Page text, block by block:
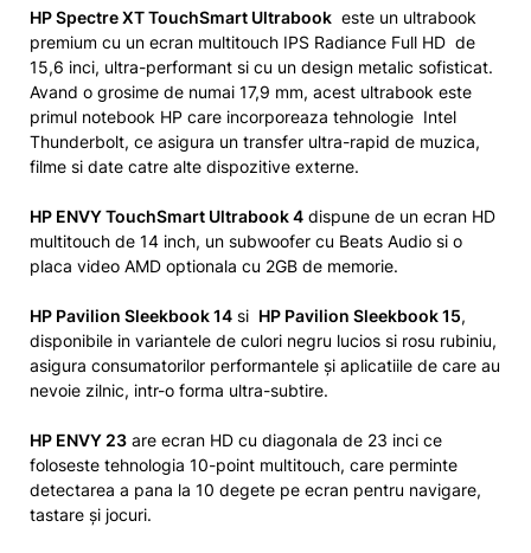
HP Spectre XT TouchSmart Ultrabook este un ultrabook
premium cu un ecran multitouch IPS Radiance Full HD de
15,6 inci, ultra-performant si cu un design metalic sofisticat.
Avand o grosime de numai 17,9 mm, acest ultrabook este
primul notebook HP care incorporeaza tehnologie Intel
Thunderbolt, ce asigura un transfer ultra-rapid de muzica,
filme si date catre alte dispozitive externe.
HP ENVY TouchSmart Ultrabook 4 dispune de un ecran HD
multitouch de 14 inch, un subwoofer cu Beats Audio si o
placa video AMD optionala cu 2GB de memorie.
HP Pavilion Sleekbook 14 si HP Pavilion Sleekbook 15,
disponibile in variantele de culori negru lucios si rosu rubiniu,
asigura consumatorilor performantele și aplicatiile de care au
nevoie zilnic, intr-o forma ultra-subtire.
HP ENVY 23 are ecran HD cu diagonala de 23 inci ce
foloseste tehnologia 10-point multitouch, care perminte
detectarea a pana la 10 degete pe ecran pentru navigare,
tastare și jocuri.